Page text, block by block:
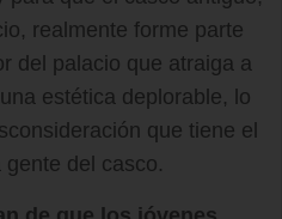
realmente forme parte
del palacio que atraiga a
estética deplorable, lo
que tiene el
del casco.